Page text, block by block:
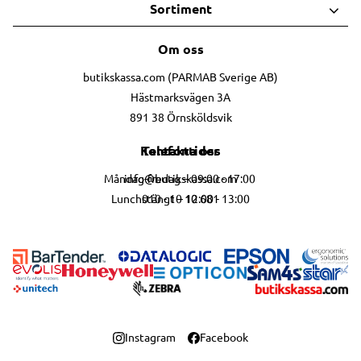
Om oss
butikskassa.com (PARMAB Sverige AB)
Hästmarksvägen 3A
891 38 Örnsköldsvik
Kontakta oss
info@butikskassa.com
010 - 10 10 681
Telefontider
Måndag-fredag – 09:00 - 17:00
Lunchstängt – 12:00 - 13:00
Sortiment
Instagram Facebook